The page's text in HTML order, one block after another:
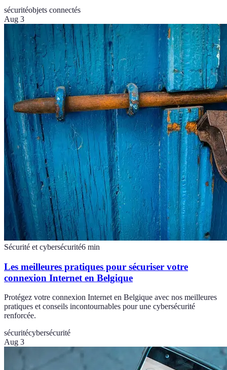
sécuritéobjets connectés
Aug 3
Sécurité et cybersécurité6 min
Les meilleures pratiques pour sécuriser votre
connexion Internet en Belgique
Protégez votre connexion Internet en Belgique avec nos meilleures
pratiques et conseils incontournables pour une cybersécurité
renforcée.
sécuritécybersécurité
Aug 3